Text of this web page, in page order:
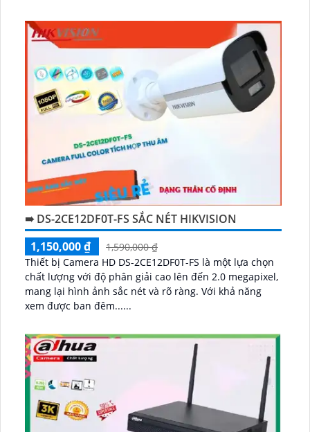
➠ DS-2CE12DF0T-FS SẮC NÉT HIKVISION
1,150,000 ₫
1,590,000 ₫
Thiết bị Camera HD DS-2CE12DF0T-FS là một lựa chọn
chất lượng với độ phân giải cao lên đến 2.0 megapixel,
mang lại hình ảnh sắc nét và rõ ràng. Với khả năng
xem được ban đêm......